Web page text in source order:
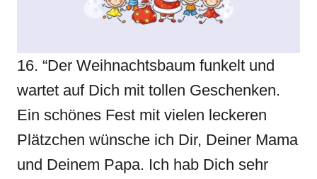
16. “Der Weihnachtsbaum funkelt und
wartet auf Dich mit tollen Geschenken.
Ein schönes Fest mit vielen leckeren
Plätzchen wünsche ich Dir, Deiner Mama
und Deinem Papa. Ich hab Dich sehr